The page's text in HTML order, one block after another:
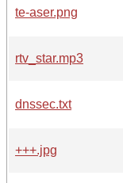
te-aser.png
rtv_star.mp3
dnssec.txt
+++.jpg